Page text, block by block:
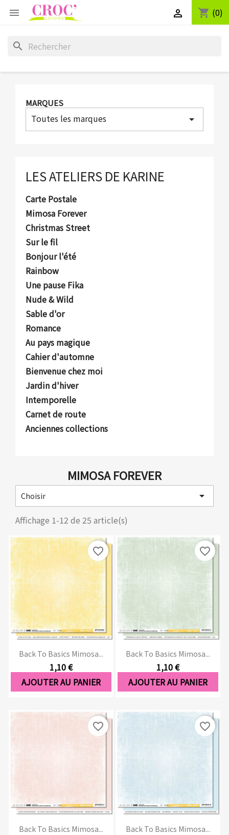
 shopping_cart (0)

search
MARQUES
Toutes les marques arrow_drop_down
LES ATELIERS DE KARINE
Carte Postale
Mimosa Forever
Christmas Street
Sur le fil
Bonjour l'été
Rainbow
Une pause Fika
Nude & Wild
Sable d'or
Romance
Au pays magique
Cahier d'automne
Bienvenue chez moi
Jardin d'hiver
Intemporelle
Carnet de route
Anciennes collections
MIMOSA FOREVER
Choisir

Affichage 1-12 de 25 article(s)
Back To Basics Mimosa...
1,10 €
AJOUTER AU PANIER
favorite_border
Back To Basics Mimosa...
1,10 €
AJOUTER AU PANIER
favorite_border
Back To Basics Mimosa...
favorite_border
Back To Basics Mimosa...
favorite_border